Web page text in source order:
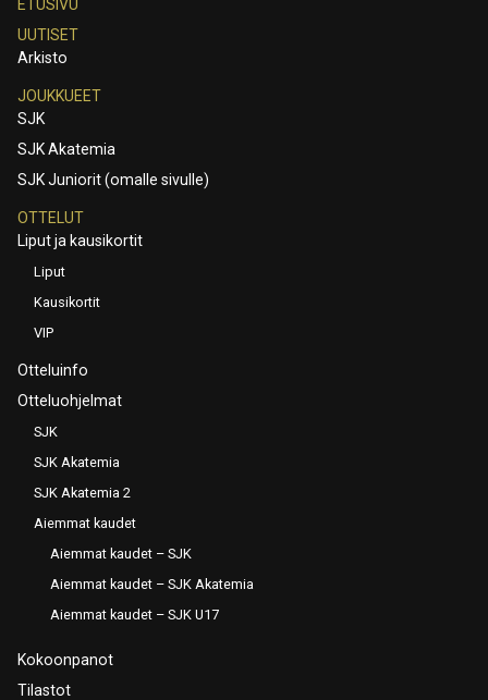
ETUSIVU
UUTISET
Arkisto
JOUKKUEET
SJK
SJK Akatemia
SJK Juniorit (omalle sivulle)
OTTELUT
Liput ja kausikortit
Liput
Kausikortit
VIP
Otteluinfo
Otteluohjelmat
SJK
SJK Akatemia
SJK Akatemia 2
Aiemmat kaudet
Aiemmat kaudet – SJK
Aiemmat kaudet – SJK Akatemia
Aiemmat kaudet – SJK U17
Kokoonpanot
Tilastot